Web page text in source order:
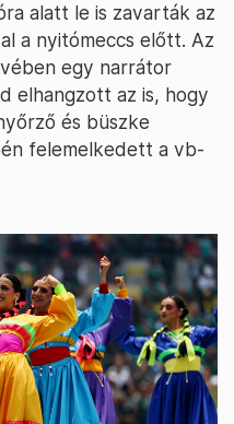
alatt le is zavarták az
a nyitómeccs előtt. Az
egy narrátor
elhangzott az is, hogy
és büszke
felemelkedett a vb-